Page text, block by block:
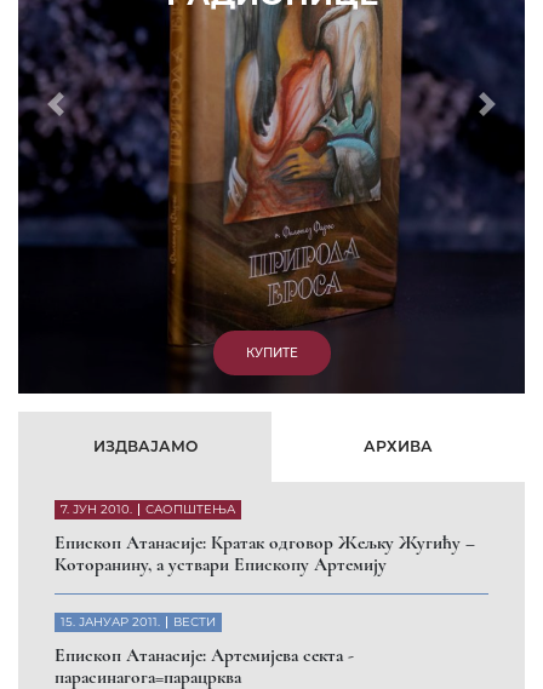
Prethodni
ИЗДВАЈАМО АРХИВА
7. ЈУН 2010. САОПШТЕЊА
Eпископ Атанасије: Кратак одговор Жељку Жугићу –
Которанину, а уствари Епископу Артемију
15. ЈАНУАР 2011. ВЕСТИ
Eпископ Атанасије: Артемијева секта -
парасинагога=парацрква